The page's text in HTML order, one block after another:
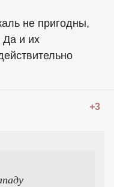
не пригодны,
Да и их
+3